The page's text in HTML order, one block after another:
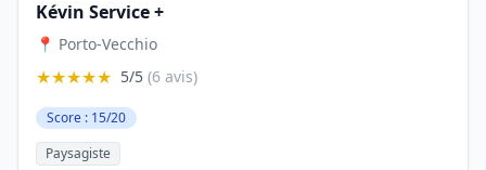
Kévin Service +
📍 Porto-Vecchio
★★★★★ 5/5 (6 avis)
Score : 15/20
Paysagiste